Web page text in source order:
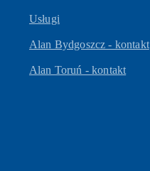
Usługi
Alan Bydgoszcz - kontakt
Alan Toruń - kontakt